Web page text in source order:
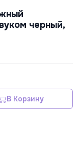
черный,
В Корзину